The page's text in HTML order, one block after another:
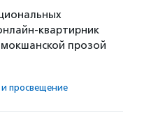
квартирник
прозой
и просвещение